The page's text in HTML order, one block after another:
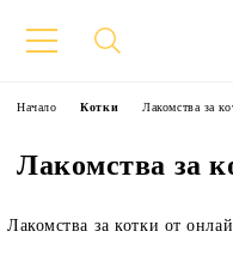
Начало Котки Лакомства за
Лакомства за
Лакомства за котки от